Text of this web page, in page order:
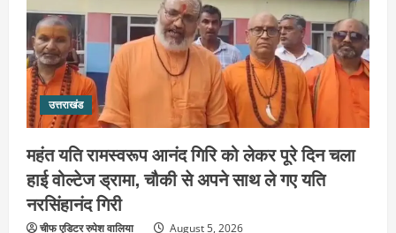
उत्तराखंड
महंत यति रामस्वरूप आनंद गिरि को लेकर पूरे दिन चला
हाई वोल्टेज ड्रामा, चौकी से अपने साथ ले गए यति
नरसिंहानंद गिरी
चीफ एडिटर रुपेश वालिया August 5, 2026
5
विकास प्राधिकरण, जलपान व प्रसाद वितरण
से जीता श्रद्धालुओं का दिल
August 5, 2026
1
2036 ओलंपिक का सपना लेकर निकलेगी
आशीर्वाद
August 6, 2026